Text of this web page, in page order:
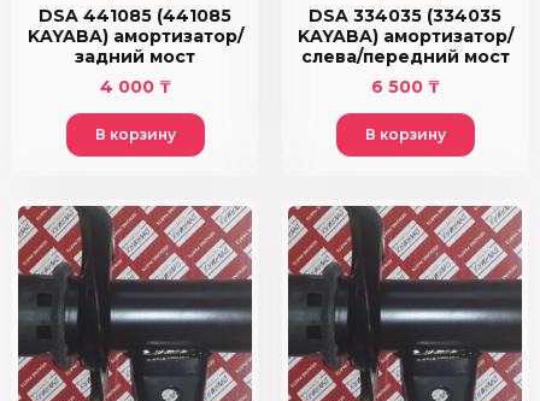
DSA 441085 (441085
KAYABA) амортизатор/
задний мост
4 000 ₸
В корзину
DSA 334035 (334035
KAYABA) амортизатор/
слева/передний мост
6 500 ₸
В корзину